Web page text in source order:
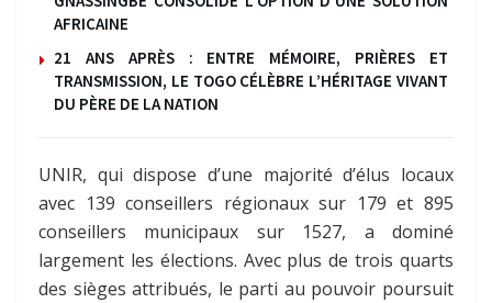
AFRICAINE
21 ANS APRÈS : ENTRE MÉMOIRE, PRIÈRES ET
TRANSMISSION, LE TOGO CÉLÈBRE L’HÉRITAGE VIVANT
DU PÈRE DE LA NATION
UNIR, qui dispose d’une majorité d’élus locaux
avec 139 conseillers régionaux sur 179 et 895
conseillers municipaux sur 1527, a dominé
largement les élections. Avec plus de trois quarts
des sièges attribués, le parti au pouvoir poursuit